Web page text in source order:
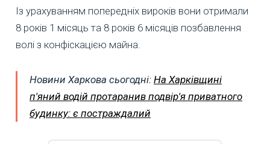
Із урахуванням попередніх вироків вони отримали
8 років 1 місяць та 8 років 6 місяців позбавлення
волі з конфіскацією майна.
Новини Харкова сьогодні: На Харківщині
п'яний водій протаранив подвір'я приватного
будинку: є постраждалий